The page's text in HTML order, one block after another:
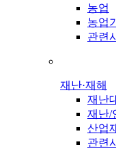
농업
농업
관련
재난·재해
재난
재난/
산업
관련